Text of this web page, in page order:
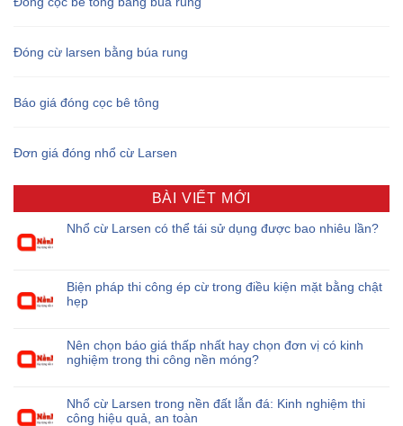
Đóng cừ larsen bằng búa rung
Báo giá đóng cọc bê tông
Đơn giá đóng nhổ cừ Larsen
BÀI VIẾT MỚI
Nhổ cừ Larsen có thể tái sử dụng được bao nhiêu lần?
Biện pháp thi công ép cừ trong điều kiện mặt bằng chật
hẹp
Nên chọn báo giá thấp nhất hay chọn đơn vị có kinh
nghiệm trong thi công nền móng?
Nhổ cừ Larsen trong nền đất lẫn đá: Kinh nghiệm thi
công hiệu quả, an toàn